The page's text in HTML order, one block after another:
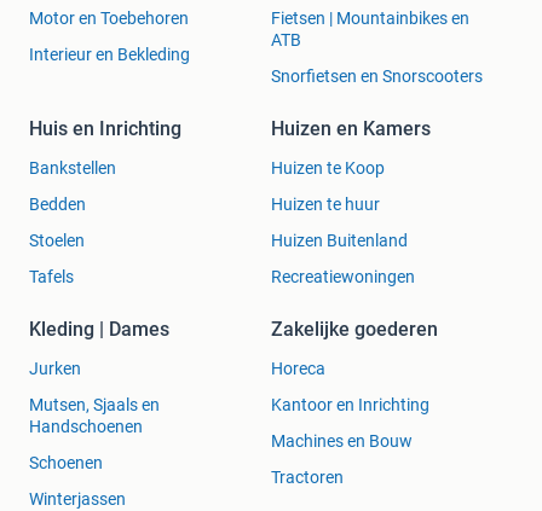
Motor en Toebehoren
Interieur en Bekleding
Fietsen | Mountainbikes en
ATB
Snorfietsen en Snorscooters
Huis en Inrichting
Bankstellen
Bedden
Stoelen
Tafels
Huizen en Kamers
Huizen te Koop
Huizen te huur
Huizen Buitenland
Recreatiewoningen
Kleding | Dames
Jurken
Mutsen, Sjaals en
Handschoenen
Schoenen
Winterjassen
Zakelijke goederen
Horeca
Kantoor en Inrichting
Machines en Bouw
Tractoren